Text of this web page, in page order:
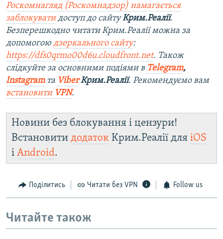
Роскомнагляд (Роскомнадзор) намагається
заблокуватидоступ до сайтуКрим.Реалії.
Безперешкодно читати Крим.Реалії можна за
допомогою дзеркального сайту:
https://dfs0qrmo00d6u.cloudfront.net. Також
слідкуйте за основними подіями в Telegram,
Instagramта ViberКрим.Реалії. Рекомендуємо вам
встановити VPN.
Новини без блокування і цензури!
Встановити додаток Крим.Реалії для iOS
і Android.
Поділитись Читати без VPN Follow us
Читайте також